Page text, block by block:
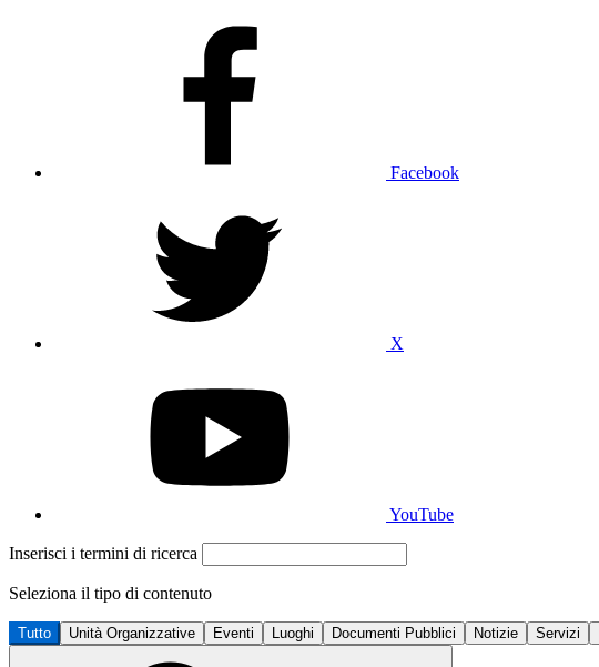
Facebook
X
YouTube
Inserisci i termini di ricerca
Seleziona il tipo di contenuto
Tutto Unità Organizzative Eventi Luoghi Documenti Pubblici Notizie Servizi